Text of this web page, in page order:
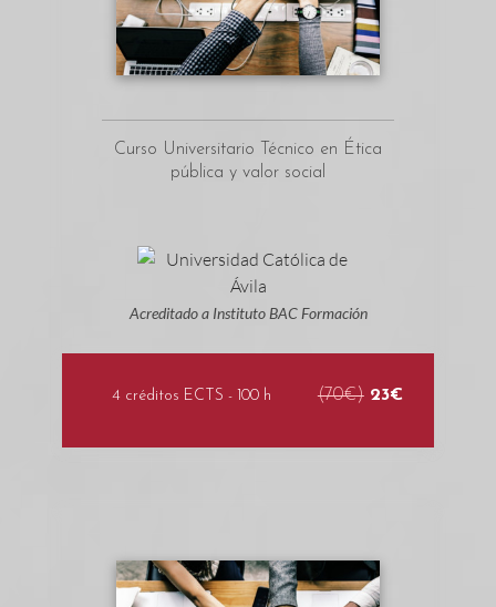
Curso Universitario Técnico en Ética
pública y valor social
Acreditado a Instituto BAC Formación
4 créditos ECTS - 100 h (70€) 23€